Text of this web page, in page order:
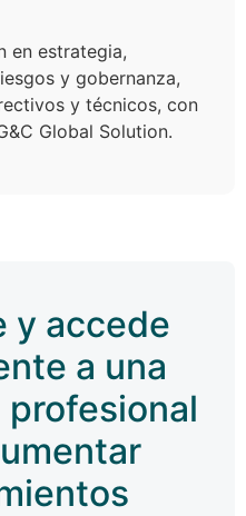
en estrategia,
y gobernanza,
y técnicos, con
Global Solution.
y accede
a una